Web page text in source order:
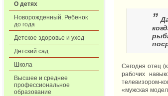
О детях
Новорожденный. Ребенок
до года
Детское здоровье и уход
Детский сад
Школа
Высшее и среднее
профессиональное
образование
”
Сегодня отец
рабочих
телевизором-
«мужская